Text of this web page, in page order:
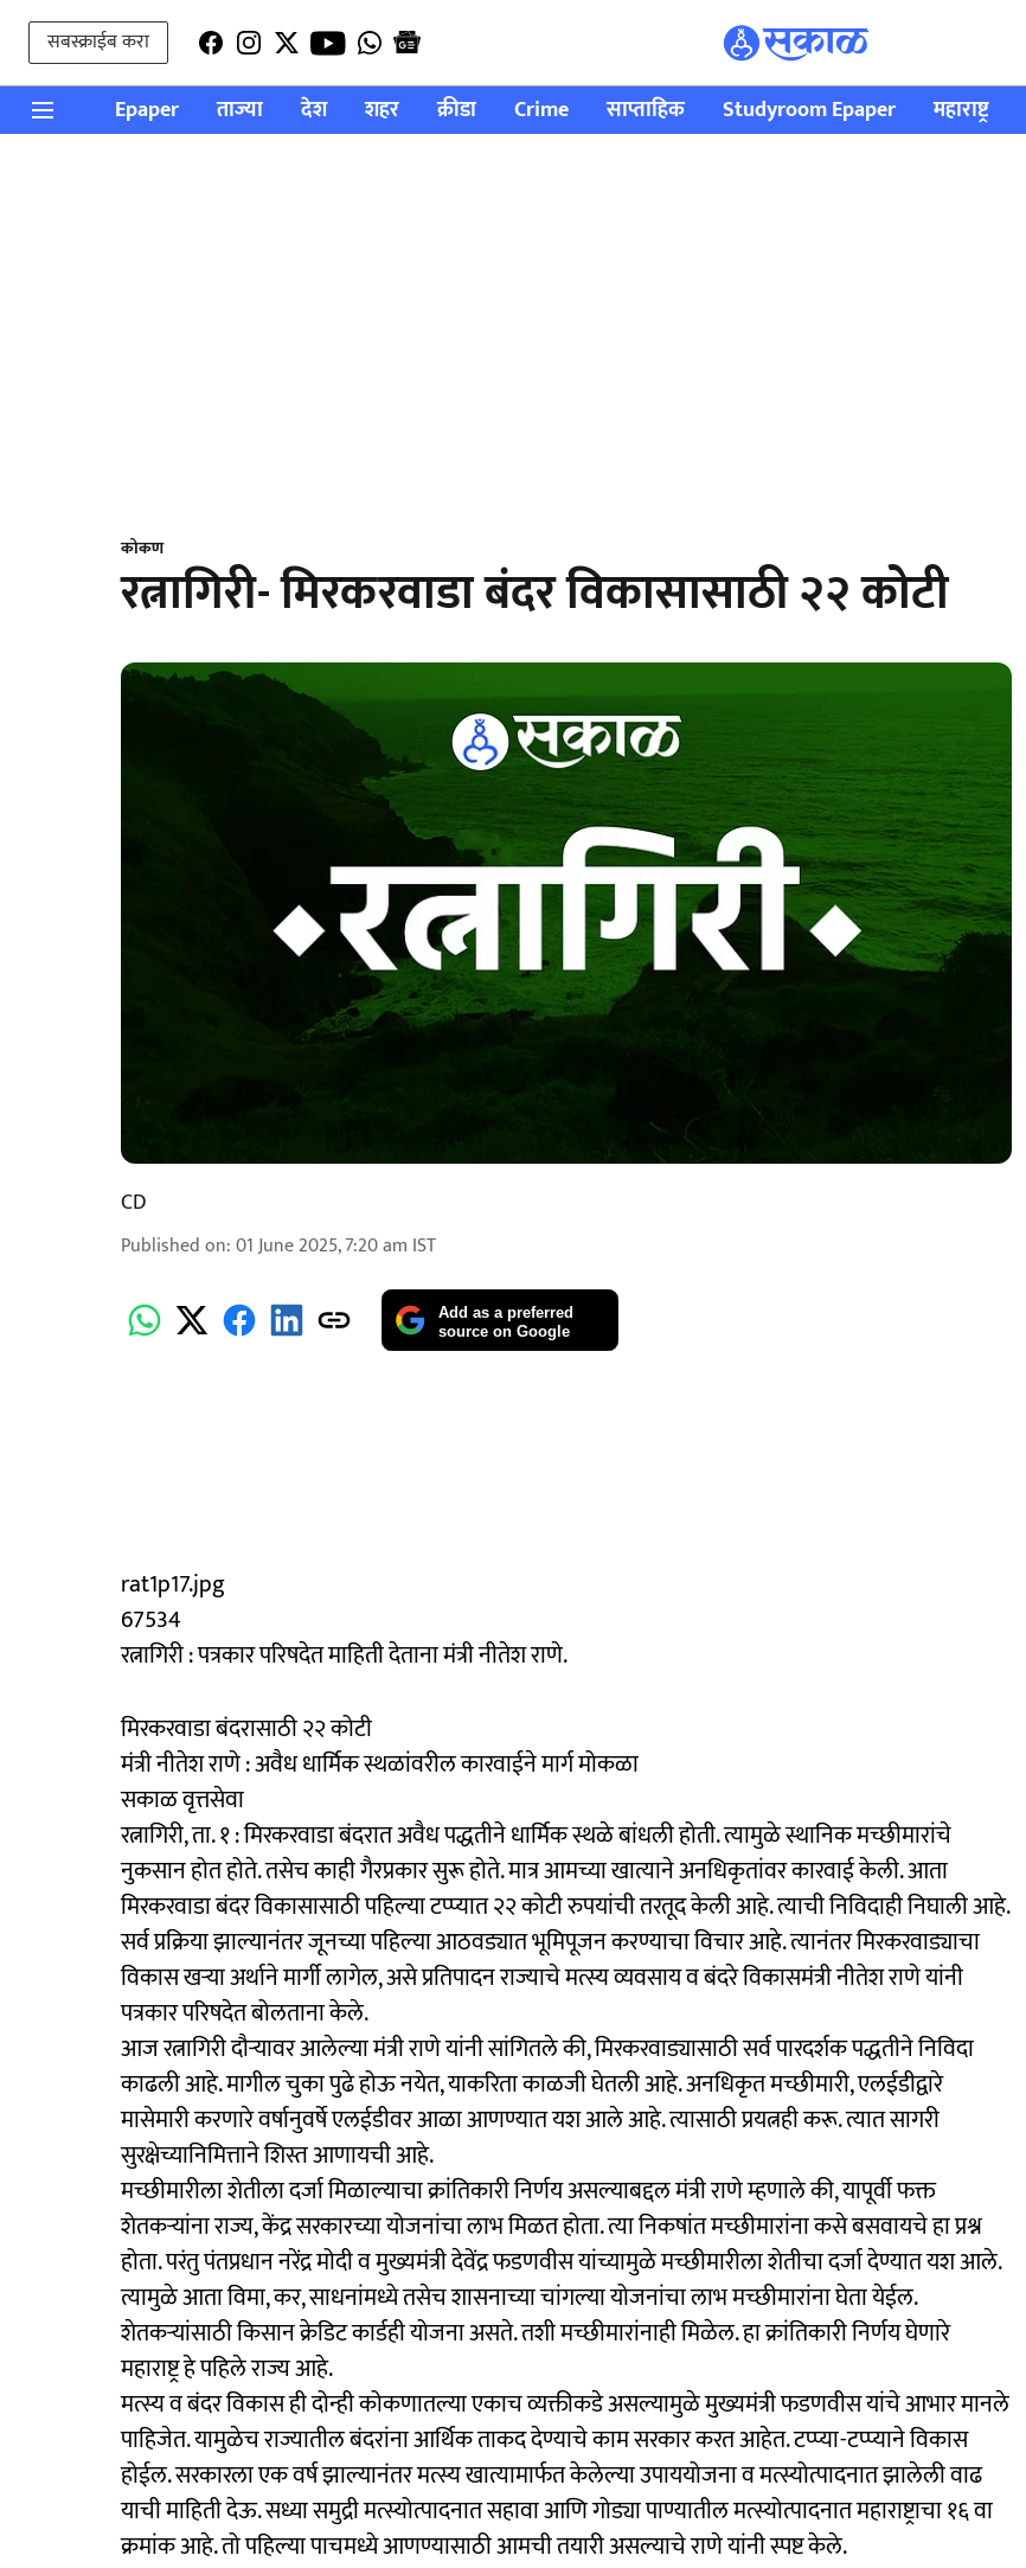
सबस्क्राईब करा
Epaper ताज्या देश शहर क्रीडा Crime साप्ताहिक Studyroom Epaper महाराष्ट्र
कोकण
रत्नागिरी- मिरकरवाडा बंदर विकासासाठी २२ कोटी
CD
Published on:01 June 2025, 7:20 am IST
Add as a preferred
source on Google
rat1p17.jpg
67534
रत्नागिरी : पत्रकार परिषदेत माहिती देताना मंत्री नीतेश राणे.
मिरकरवाडा बंदरासाठी २२ कोटी
मंत्री नीतेश राणे : अवैध धार्मिक स्थळांवरील कारवाईने मार्ग मोकळा
सकाळ वृत्तसेवा
रत्नागिरी, ता. १ : मिरकरवाडा बंदरात अवैध पद्धतीने धार्मिक स्थळे बांधली होती. त्यामुळे स्थानिक मच्छीमारांचे
नुकसान होत होते. तसेच काही गैरप्रकार सुरू होते. मात्र आमच्या खात्याने अनधिकृतांवर कारवाई केली. आता
मिरकरवाडा बंदर विकासासाठी पहिल्या टप्प्यात २२ कोटी रुपयांची तरतूद केली आहे. त्याची निविदाही निघाली आहे.
सर्व प्रक्रिया झाल्यानंतर जूनच्या पहिल्या आठवड्यात भूमिपूजन करण्याचा विचार आहे. त्यानंतर मिरकरवाड्याचा
विकास खऱ्या अर्थाने मार्गी लागेल, असे प्रतिपादन राज्याचे मत्स्य व्यवसाय व बंदरे विकासमंत्री नीतेश राणे यांनी
पत्रकार परिषदेत बोलताना केले.
आज रत्नागिरी दौऱ्यावर आलेल्या मंत्री राणे यांनी सांगितले की, मिरकरवाड्यासाठी सर्व पारदर्शक पद्धतीने निविदा
काढली आहे. मागील चुका पुढे होऊ नयेत, याकरिता काळजी घेतली आहे. अनधिकृत मच्छीमारी, एलईडीद्वारे
मासेमारी करणारे वर्षानुवर्षे एलईडीवर आळा आणण्यात यश आले आहे. त्यासाठी प्रयत्नही करू. त्यात सागरी
सुरक्षेच्यानिमित्ताने शिस्त आणायची आहे.
मच्छीमारीला शेतीला दर्जा मिळाल्याचा क्रांतिकारी निर्णय असल्याबद्दल मंत्री राणे म्हणाले की, यापूर्वी फक्त
शेतकऱ्यांना राज्य, केंद्र सरकारच्या योजनांचा लाभ मिळत होता. त्या निकषांत मच्छीमारांना कसे बसवायचे हा प्रश्न
होता. परंतु पंतप्रधान नरेंद्र मोदी व मुख्यमंत्री देवेंद्र फडणवीस यांच्यामुळे मच्छीमारीला शेतीचा दर्जा देण्यात यश आले.
त्यामुळे आता विमा, कर, साधनांमध्ये तसेच शासनाच्या चांगल्या योजनांचा लाभ मच्छीमारांना घेता येईल.
शेतकऱ्यांसाठी किसान क्रेडिट कार्डही योजना असते. तशी मच्छीमारांनाही मिळेल. हा क्रांतिकारी निर्णय घेणारे
महाराष्ट्र हे पहिले राज्य आहे.
मत्स्य व बंदर विकास ही दोन्ही कोकणातल्या एकाच व्यक्तीकडे असल्यामुळे मुख्यमंत्री फडणवीस यांचे आभार मानले
पाहिजेत. यामुळेच राज्यातील बंदरांना आर्थिक ताकद देण्याचे काम सरकार करत आहेत. टप्प्या-टप्प्याने विकास
होईल. सरकारला एक वर्ष झाल्यानंतर मत्स्य खात्यामार्फत केलेल्या उपाययोजना व मत्स्योत्पादनात झालेली वाढ
याची माहिती देऊ. सध्या समुद्री मत्स्योत्पादनात सहावा आणि गोड्या पाण्यातील मत्स्योत्पादनात महाराष्ट्राचा १६ वा
क्रमांक आहे. तो पहिल्या पाचमध्ये आणण्यासाठी आमची तयारी असल्याचे राणे यांनी स्पष्ट केले.